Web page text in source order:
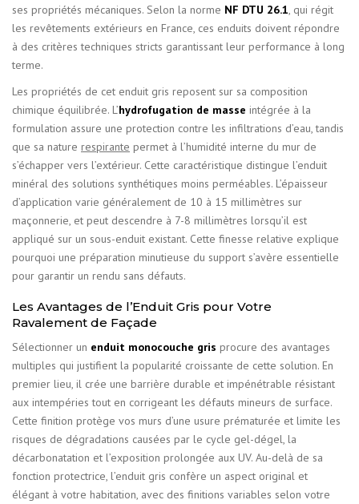
ses propriétés mécaniques. Selon la norme NF DTU 26.1, qui régit
les revêtements extérieurs en France, ces enduits doivent répondre
à des critères techniques stricts garantissant leur performance à long
terme.
Les propriétés de cet enduit gris reposent sur sa composition
chimique équilibrée. L’hydrofugation de masse intégrée à la
formulation assure une protection contre les infiltrations d’eau, tandis
que sa nature respirante permet à l’humidité interne du mur de
s’échapper vers l’extérieur. Cette caractéristique distingue l’enduit
minéral des solutions synthétiques moins perméables. L’épaisseur
d’application varie généralement de 10 à 15 millimètres sur
maçonnerie, et peut descendre à 7-8 millimètres lorsqu’il est
appliqué sur un sous-enduit existant. Cette finesse relative explique
pourquoi une préparation minutieuse du support s’avère essentielle
pour garantir un rendu sans défauts.
Les Avantages de l’Enduit Gris pour Votre
Ravalement de Façade
Sélectionner un enduit monocouche gris procure des avantages
multiples qui justifient la popularité croissante de cette solution. En
premier lieu, il crée une barrière durable et impénétrable résistant
aux intempéries tout en corrigeant les défauts mineurs de surface.
Cette finition protège vos murs d’une usure prématurée et limite les
risques de dégradations causées par le cycle gel-dégel, la
décarbonatation et l’exposition prolongée aux UV. Au-delà de sa
fonction protectrice, l’enduit gris confère un aspect original et
élégant à votre habitation, avec des finitions variables selon votre